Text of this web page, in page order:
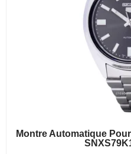
Montre Automatique